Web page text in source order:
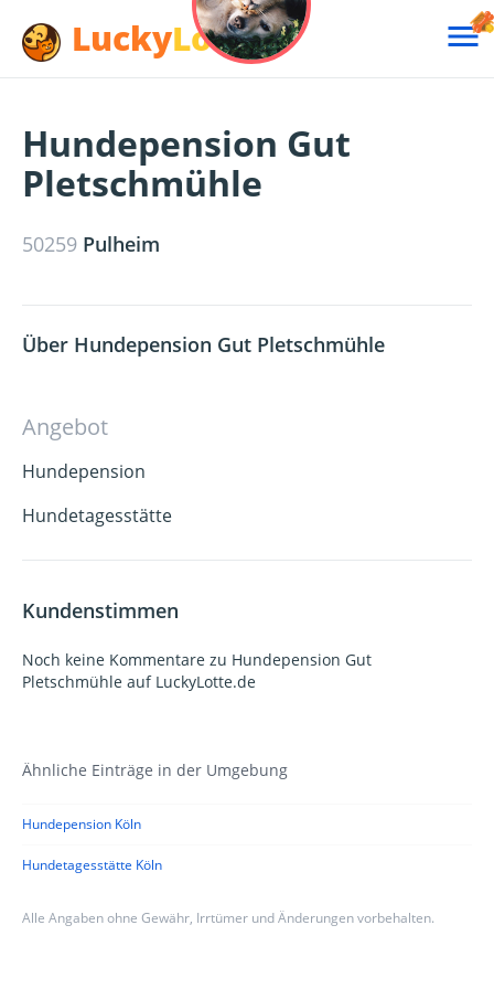
LuckyLotte 
Hundepension Gut
Pletschmühle
50259 Pulheim
Über Hundepension Gut Pletschmühle
Angebot
Hundepension
Hundetagesstätte
Kundenstimmen
Noch keine Kommentare zu Hundepension Gut
Pletschmühle auf LuckyLotte.de
Ähnliche Einträge in der Umgebung
Hundepension Köln
Hundetagesstätte Köln
Alle Angaben ohne Gewähr, Irrtümer und Änderungen vorbehalten.